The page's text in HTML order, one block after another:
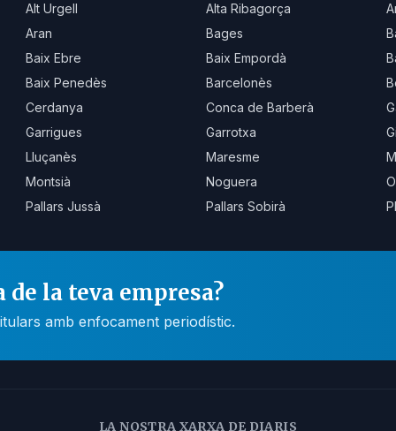
Alt Urgell
Alta Ribagorça
Aran
Bages
Baix Ebre
Baix Empordà
Baix Penedès
Barcelonès
Cerdanya
Conca de Barberà
Garrigues
Garrotxa
Lluçanès
Maresme
Montsià
Noguera
Pallars Jussà
Pallars Sobirà
la teva empresa?
amb enfocament periodístic.
LA NOSTRA XARXA DE DIARIS